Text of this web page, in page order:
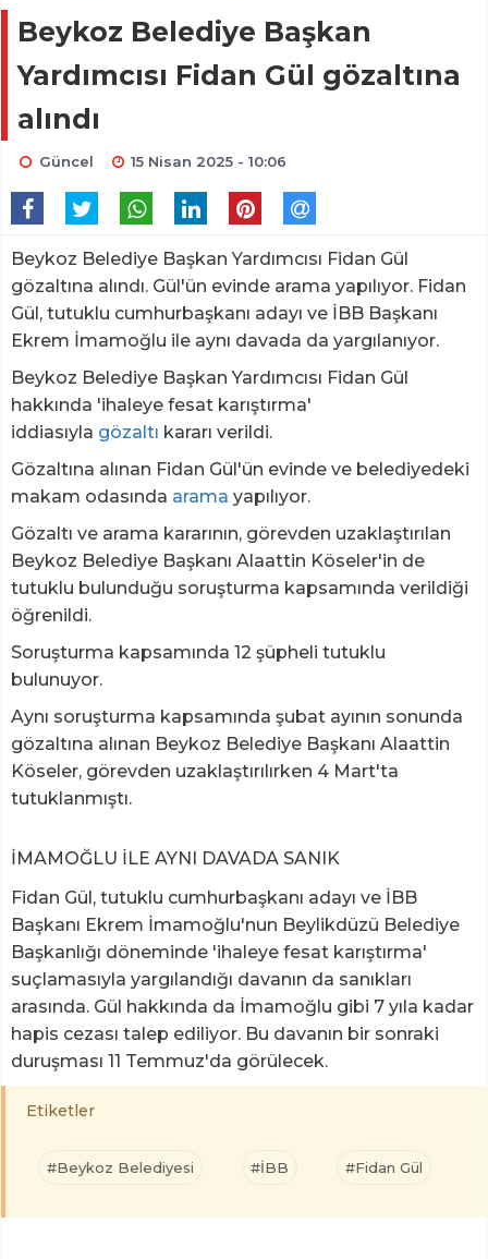
Beykoz Belediye Başkan
Yardımcısı Fidan Gül gözaltına
alındı
Güncel 15 Nisan 2025 - 10:06
Beykoz Belediye Başkan Yardımcısı Fidan Gül
gözaltına alındı. Gül'ün evinde arama yapılıyor. Fidan
Gül, tutuklu cumhurbaşkanı adayı ve İBB Başkanı
Ekrem İmamoğlu ile aynı davada da yargılanıyor.
Beykoz Belediye Başkan Yardımcısı Fidan Gül
hakkında 'ihaleye fesat karıştırma'
iddiasıyla gözaltı kararı verildi.
Gözaltına alınan Fidan Gül'ün evinde ve belediyedeki
makam odasında arama yapılıyor.
Gözaltı ve arama kararının, görevden uzaklaştırılan
Beykoz Belediye Başkanı Alaattin Köseler'in de
tutuklu bulunduğu soruşturma kapsamında verildiği
öğrenildi.
Soruşturma kapsamında 12 şüpheli tutuklu
bulunuyor.
Aynı soruşturma kapsamında şubat ayının sonunda
gözaltına alınan Beykoz Belediye Başkanı Alaattin
Köseler, görevden uzaklaştırılırken 4 Mart'ta
tutuklanmıştı.
İMAMOĞLU İLE AYNI DAVADA SANIK
Fidan Gül, tutuklu cumhurbaşkanı adayı ve İBB
Başkanı Ekrem İmamoğlu'nun Beylikdüzü Belediye
Başkanlığı döneminde 'ihaleye fesat karıştırma'
suçlamasıyla yargılandığı davanın da sanıkları
arasında. Gül hakkında da İmamoğlu gibi 7 yıla kadar
hapis cezası talep ediliyor. Bu davanın bir sonraki
duruşması 11 Temmuz'da görülecek.
Etiketler
#Beykoz Belediyesi #İBB #Fidan Gül